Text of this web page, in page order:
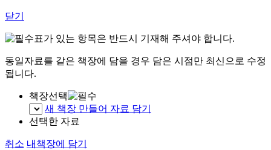
닫기
표가 있는 항목은 반드시 기재해 주셔야 합니다.
동일자료를 같은 책장에 담을 경우 담은 시점만 최신으로 수정
됩니다.
책장선택
새 책장 만들어 자료 담기
선택한 자료
취소 내책장에 담기